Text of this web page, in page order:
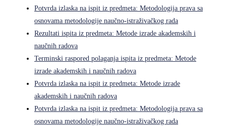
Potvrda izlaska na ispit iz predmeta: Metodologija prava sa
osnovama metodologije naučno-istraživačkog rada
Rezultati ispita iz predmeta: Metode izrade akademskih i
naučnih radova
Terminski raspored polaganja ispita iz predmeta: Metode
izrade akademskih i naučnih radova
Potvrda izlaska na ispit iz predmeta: Metode izrade
akademskih i naučnih radova
Potvrda izlaska na ispit iz predmeta: Metodologija prava sa
osnovama metodologije naučno-istraživačkog rada